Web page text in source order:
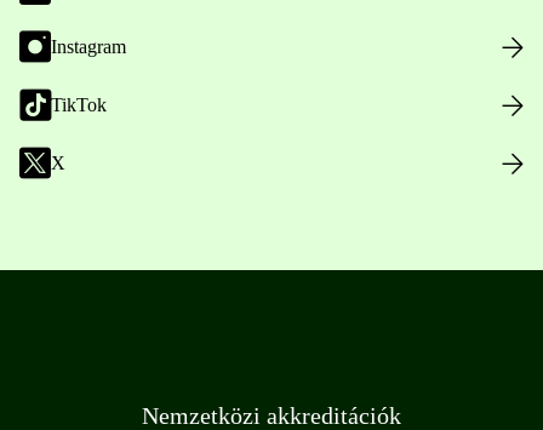
Instagram
TikTok
X
Nemzetközi akkreditációk